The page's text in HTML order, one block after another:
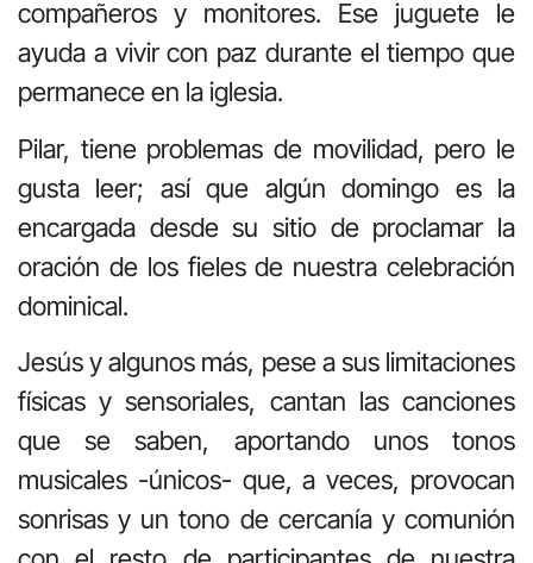
compañeros y monitores. Ese juguete le
ayuda a vivir con paz durante el tiempo que
permanece en la iglesia.
Pilar, tiene problemas de movilidad, pero le
gusta leer; así que algún domingo es la
encargada desde su sitio de proclamar la
oración de los fieles de nuestra celebración
dominical.
Jesús y algunos más, pese a sus limitaciones
físicas y sensoriales, cantan las canciones
que se saben, aportando unos tonos
musicales -únicos- que, a veces, provocan
sonrisas y un tono de cercanía y comunión